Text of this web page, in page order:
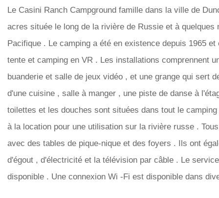
Le Casini Ranch Campground famille dans la ville de
acres située le long de la rivière de Russie et à quelques
Pacifique . Le camping a été en existence depuis 1965
tente et camping en VR . Les installations comprennent
buanderie et salle de jeux vidéo , et une grange qui sert
d'une cuisine , salle à manger , une piste de danse à
toilettes et les douches sont situées dans tout le
à la location pour une utilisation sur la rivière russe .
avec des tables de pique-nique et des foyers . Ils ont
d'égout , d'électricité et la télévision par câble . Le
disponible . Une connexion Wi -Fi est disponible dans